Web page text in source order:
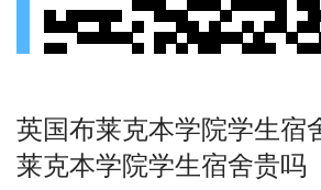
英国布莱克本学院学生宿
莱克本学院学生宿舍贵吗